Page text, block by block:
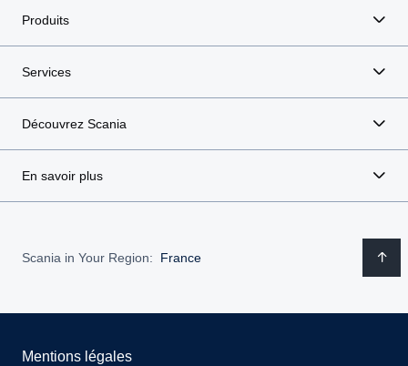
Produits
Services
Découvrez Scania
En savoir plus
Scania in Your Region: France
Mentions légales